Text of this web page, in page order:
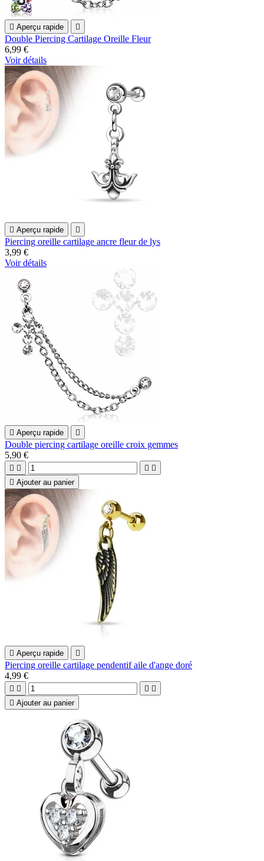
 Aperçu rapide 
Double Piercing Cartilage Oreille Fleur
6,99 €
Voir détails
 Aperçu rapide 
Piercing oreille cartilage ancre fleur de lys
3,99 €
Voir détails
 Aperçu rapide 
Double piercing cartilage oreille croix gemmes
5,90 €
   
 Ajouter au panier
 Aperçu rapide 
Piercing oreille cartilage pendentif aile d'ange doré
4,99 €
   
 Ajouter au panier